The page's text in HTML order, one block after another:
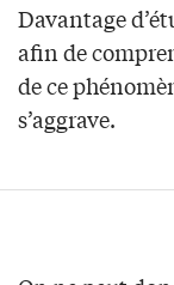
Davantage
afin de
de ce
s’aggrave.